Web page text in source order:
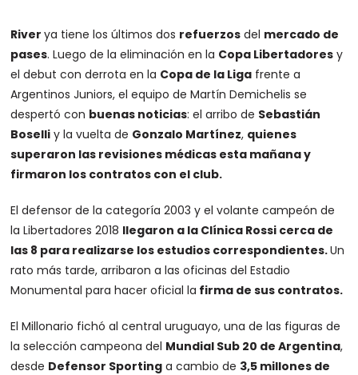
Riverya tiene los últimos dos refuerzos del mercado de
pases. Luego de la eliminación en la Copa Libertadores y
el debut con derrota en la Copa de la Liga frente a
Argentinos Juniors, el equipo de Martín Demichelis se
despertó con buenas noticias: el arribo de Sebastián
Boselli y la vuelta de Gonzalo Martínez, quienes
superaron las revisiones médicas esta mañana y
firmaron los contratos con el club.
El defensor de la categoría 2003 y el volante campeón de
la Libertadores 2018 llegaron a la Clínica Rossi cerca de
las 8 para realizarse los estudios correspondientes.Un
rato más tarde, arribaron a las oficinas del Estadio
Monumental para hacer oficial la firma de sus contratos.
El Millonario fichó al central uruguayo, una de las figuras de
la selección campeona del Mundial Sub 20 de Argentina,
desde Defensor Sporting a cambio de 3,5 millones de